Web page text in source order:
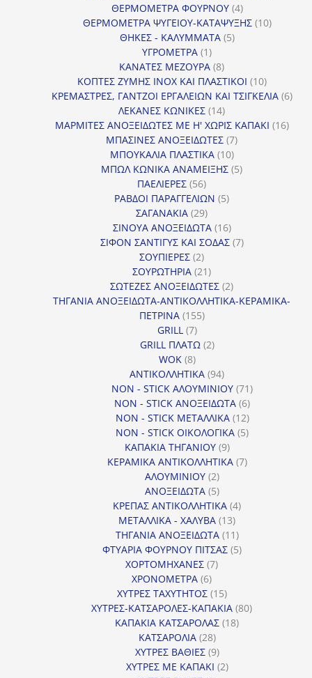
ΘΕΡΜΟΜΕΤΡΑ ΦΟΥΡΝΟΥ 44
προϊόντα
ΘΕΡΜΟΜΕΤΡΑ ΨΥΓΕΙΟΥ-ΚΑΤΑΨΥΞΗΣ 1010
ΘΗΚΕΣ - ΚΑΛΥΜΜΑΤΑ 55
ΥΓΡΟΜΕΤΡΑ 11
προϊόν
ΚΑΝΑΤΕΣ ΜΕΖΟΥΡΑ 88
προϊόντα
ΚΟΠΤΕΣ ΖΥΜΗΣ INOX ΚΑΙ ΠΛΑΣΤΙΚΟΙ 1010
προϊόντα
ΚΡΕΜΑΣΤΡΕΣ, ΓΑΝΤΖΟΙ ΕΡΓΑΛΕΙΩΝ ΚΑΙ ΤΣΙΓΚΕΛΙΑ 66
ΛΕΚΑΝΕΣ ΚΩΝΙΚΕΣ 1414
προϊόντα
ΜΑΡΜΙΤΕΣ ΑΝΟΞΕΙΔΩΤΕΣ ΜΕ Η' ΧΩΡΙΣ ΚΑΠΑΚΙ 1616
ΜΠΑΣΙΝΕΣ ΑΝΟΞΕΙΔΩΤΕΣ 77
ΜΠΟΥΚΑΛΙΑ ΠΛΑΣΤΙΚΑ 1010
προϊόντα
ΜΠΩΛ ΚΩΝΙΚΑ ΑΝΑΜΕΙΞΗΣ 55
ΠΑΕΛΙΕΡΕΣ 5656
προϊόντα
ΡΑΒΔΟΙ ΠΑΡΑΓΓΕΛΙΩΝ 55
ΣΑΓΑΝΑΚΙΑ 2929
προϊόντα
ΣΙΝΟΥΑ ΑΝΟΞΕΙΔΩΤΑ 1616
προϊόντα
ΣΙΦΟΝ ΣΑΝΤΙΓΥΣ ΚΑΙ ΣΟΔΑΣ 77
ΣΟΥΠΙΕΡΕΣ 22
προϊόντα
ΣΟΥΡΩΤΗΡΙΑ 2121
προϊόντα
ΣΩΤΕΖΕΣ ΑΝΟΞΕΙΔΩΤΕΣ 22
προϊόντα
ΤΗΓΑΝΙΑ ΑΝΟΞΕΙΔΩΤΑ-ΑΝΤΙΚΟΛΛΗΤΙΚΑ-ΚΕΡΑΜΙΚΑ-
ΠΕΤΡΙΝΑ 155155
GRILL 77
προϊόντα
GRILL ΠΛΑΤΩ 22
WOK 88
προϊόντα
ΑΝΤΙΚΟΛΛΗΤΙΚΑ 9494
προϊόντα
NON - STICK ΑΛΟΥΜΙΝΙΟΥ 7171
προϊόντα
NON - STICK ΑΝΟΞΕΙΔΩΤΑ 66
προϊόντα
NON - STICK ΜΕΤΑΛΛΙΚΑ 1212
προϊόντα
NON - STICK ΟΙΚΟΛΟΓΙΚΑ 55
ΚΑΠΑΚΙΑ ΤΗΓΑΝΙΟΥ 99
προϊόντα
ΚΕΡΑΜΙΚΑ ΑΝΤΙΚΟΛΛΗΤΙΚΑ 77
ΑΛΟΥΜΙΝΙΟΥ 22
προϊόντα
ΑΝΟΞΕΙΔΩΤΑ 55
προϊόντα
ΚΡΕΠΑΣ ΑΝΤΙΚΟΛΛΗΤΙΚΑ 44
ΜΕΤΑΛΛΙΚΑ - ΧΑΛΥΒΑ 1313
προϊόντα
ΤΗΓΑΝΙΑ ΑΝΟΞΕΙΔΩΤΑ 1111
προϊόντα
ΦΤΥΑΡΙΑ ΦΟΥΡΝΟΥ ΠΙΤΣΑΣ 55
ΧΟΡΤΟΜΗΧΑΝΕΣ 77
ΧΡΟΝΟΜΕΤΡΑ 66
προϊόντα
ΧΥΤΡΕΣ ΤΑΧΥΤΗΤΟΣ 1515
προϊόντα
ΧΥΤΡΕΣ-ΚΑΤΣΑΡΟΛΕΣ-ΚΑΠΑΚΙΑ 8080
ΚΑΠΑΚΙΑ ΚΑΤΣΑΡΟΛΑΣ 1818
ΚΑΤΣΑΡΟΛΙΑ 2828
προϊόντα
ΧΥΤΡΕΣ ΒΑΘΙΕΣ 99
προϊόντα
ΧΥΤΡΕΣ ΜΕ ΚΑΠΑΚΙ 22